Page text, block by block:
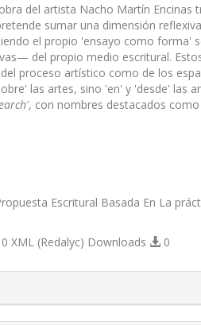
del artista Nacho Martín Encinas
sumar una dimensión
el propio 'ensayo como forma'
del propio medio escritural.
proceso artístico como de los
las artes, sino 'en' y 'desde' las
, con nombres destacados
Escritural Basada En La
0 XML (Redalyc) Downloads 0